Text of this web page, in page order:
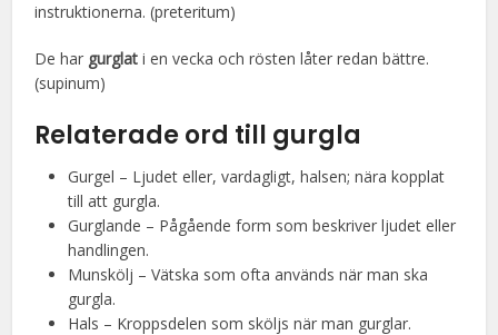
instruktionerna. (preteritum)
De har gurglat i en vecka och rösten låter redan bättre.
(supinum)
Relaterade ord till gurgla
Gurgel – Ljudet eller, vardagligt, halsen; nära kopplat
till att gurgla.
Gurglande – Pågående form som beskriver ljudet eller
handlingen.
Munskölj – Vätska som ofta används när man ska
gurgla.
Hals – Kroppsdelen som sköljs när man gurglar.